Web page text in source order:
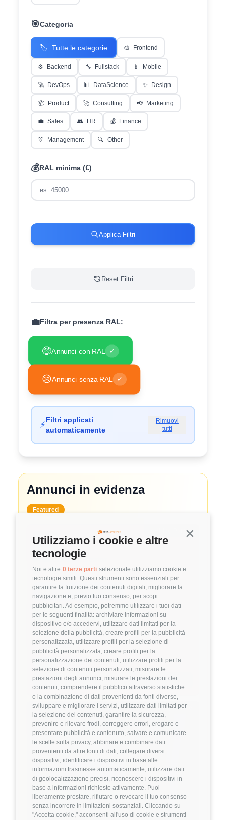
Continua
Utilizziamo i cookie e altre
tecnologie
Noi e altre 0 terze parti selezionate utilizziamo cookie e
tecnologie simili. Questi strumenti sono essenziali per
garantire la fruizione dei contenuti digitali, migliorare la
navigazione e, previo tuo consenso, per scopi
pubblicitari. Ad esempio, potremmo utilizzare i tuoi dati
per le seguenti finalità: archiviare informazioni su
dispositivo e/o accedervi, utilizzare dati limitati per la
selezione della pubblicità, creare profili per la pubblicità
personalizzata, utilizzare profili per la selezione di
pubblicità personalizzata, creare profili per la
personalizzazione dei contenuti, utilizzare profili per la
selezione di contenuti personalizzati, misurare le
prestazioni degli annunci, misurare le prestazioni dei
contenuti, comprendere il pubblico attraverso statistiche
o la combinazione di dati provenienti da fonti diverse,
sviluppare e migliorare i servizi, utilizzare dati limitati per
la selezione dei contenuti, garantire la sicurezza,
prevenire e rilevare frodi, correggere errori, erogare e
presentare pubblicità e contenuto, salvare e comunicare
le scelte sulla privacy, abbinare e combinare dati
provenienti da altre fonti di dati, collegare diversi
dispositivi, identificare i dispositivi in base alle
informazioni trasmesse automaticamente, utilizzare dati
di geolocalizzazione precisi, riconoscere i dispositivi in
base a informazioni richieste attivamente. Puoi
liberamente prestare, rifiutare o revocare il tuo consenso
senza incorrere in limitazioni sostanziali. Cliccando su
"Accetta cookie," acconsenti all'uso di cookie e strumenti
🎯Categoria
🏷️ Tutte le categorie 🎨 Frontend
⚙️ Backend 🔧 Fullstack 📱 Mobile
🚀 DevOps 📊 DataScience ✨ Design
📦 Product 🚀 Consulting 📢 Marketing
💼 Sales 👥 HR 💰 Finance
👔 Management 🔍 Other
💰RAL minima (€)
Applica Filtri
Reset Filtri
💼Filtra per presenza RAL:
🤑Annunci con RAL ✓
😢Annunci senza RAL ✓
⚡Filtri applicati
automaticamente
Rimuovi
tutti
Annunci in evidenza
Featured
Hiring Partner
System Administrator
🏢 Clutch
💰 ~ 50.000€ - 60.000€ all'anno
📍 Milano 🏢 Ibrido💼 Middle/Senior
🚀 DevOps
Linux VMware
Dettagli ➡️
Hiring Partner
Product Engineer
🏢 Welyk x Callimacus.ai
4 FuffAnnuncio Score
💰 Fino a 85.000€ all'anno
📍 Milano🏢 On-Site (fase iniziale) poi Ibrido
💼 Middle/Senior